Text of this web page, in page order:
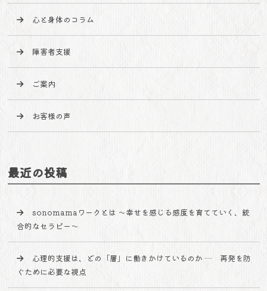
心と身体のコラム
障害者支援
ご案内
お客様の声
最近の投稿
sonomamaワークとは 〜幸せを感じる感度を育てていく、統
合的なセラピー〜
心理的支援は、どの「層」に働きかけているのか ─ 再発を防
ぐために必要な視点